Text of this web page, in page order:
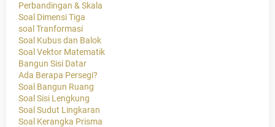
Perbandingan & Skala
Soal Dimensi Tiga
soal Tranformasi
Soal Kubus dan Balok
Soal Vektor Matematik
Bangun Sisi Datar
Ada Berapa Persegi?
Soal Bangun Ruang
Soal Sisi Lengkung
Soal Sudut Lingkaran
Soal Kerangka Prisma